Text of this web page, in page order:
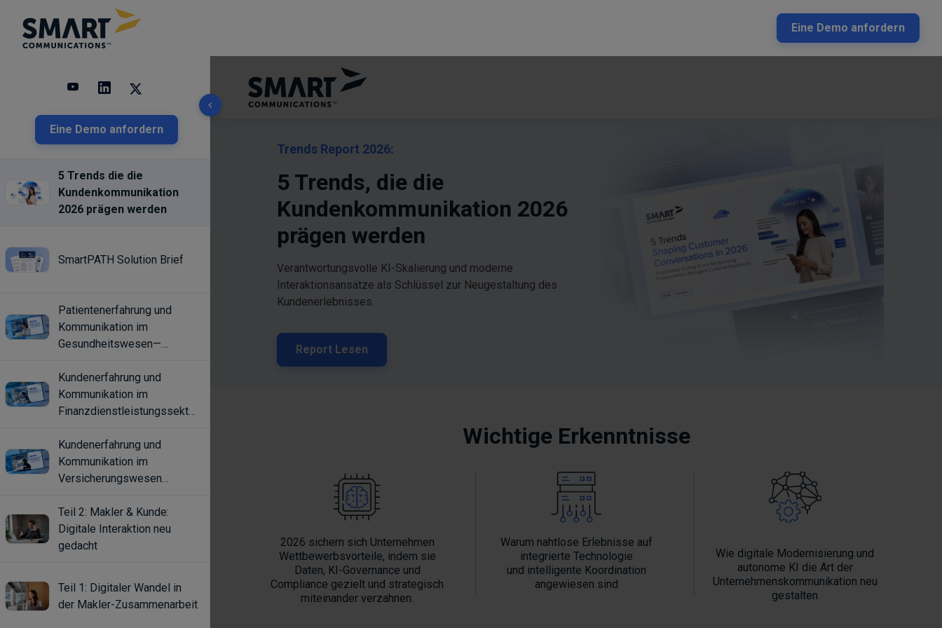
Eine Demo anfordern
Eine Demo anfordern
10 results found
5 Trends die die
Kundenkommunikation
2026 prägen werden
SmartPATH Solution Brief
Patientenerfahrung und
Kommunikation im
Gesundheitswesen—
Kundenerfahrung und
Kommunikation im
Finanzdienstleistungssektor
Kundenerfahrung und
Kommunikation im
Versicherungswesen
Teil 2: Makler & Kunde:
Digitale Interaktion neu
gedacht
Teil 1: Digitaler Wandel in
der Makler-Zusammenarbeit